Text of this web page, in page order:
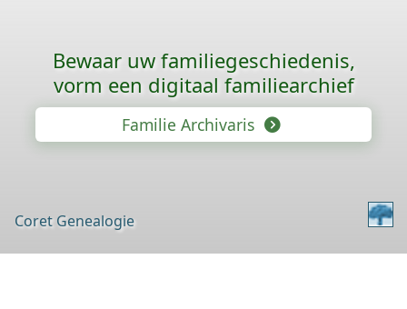
Bewaar uw familie­geschiedenis,
vorm een digitaal familiearchief
Familie Archivaris
Coret Genealogie